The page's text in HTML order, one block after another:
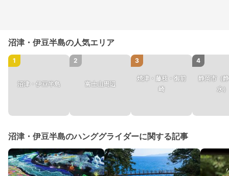
沼津・伊豆半島の人気エリア
1
沼津・伊豆半島
2
富士山周辺
3
焼津・藤枝・御前
崎
4
静岡市（
水）
沼津・伊豆半島のハンググライダーに関する記事